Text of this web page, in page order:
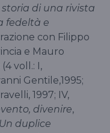
di una rivista
fedeltà e
con Filippo
e Mauro
(4 voll.: I,
Gentile,1995;
1997; IV,
divenire,
duplice